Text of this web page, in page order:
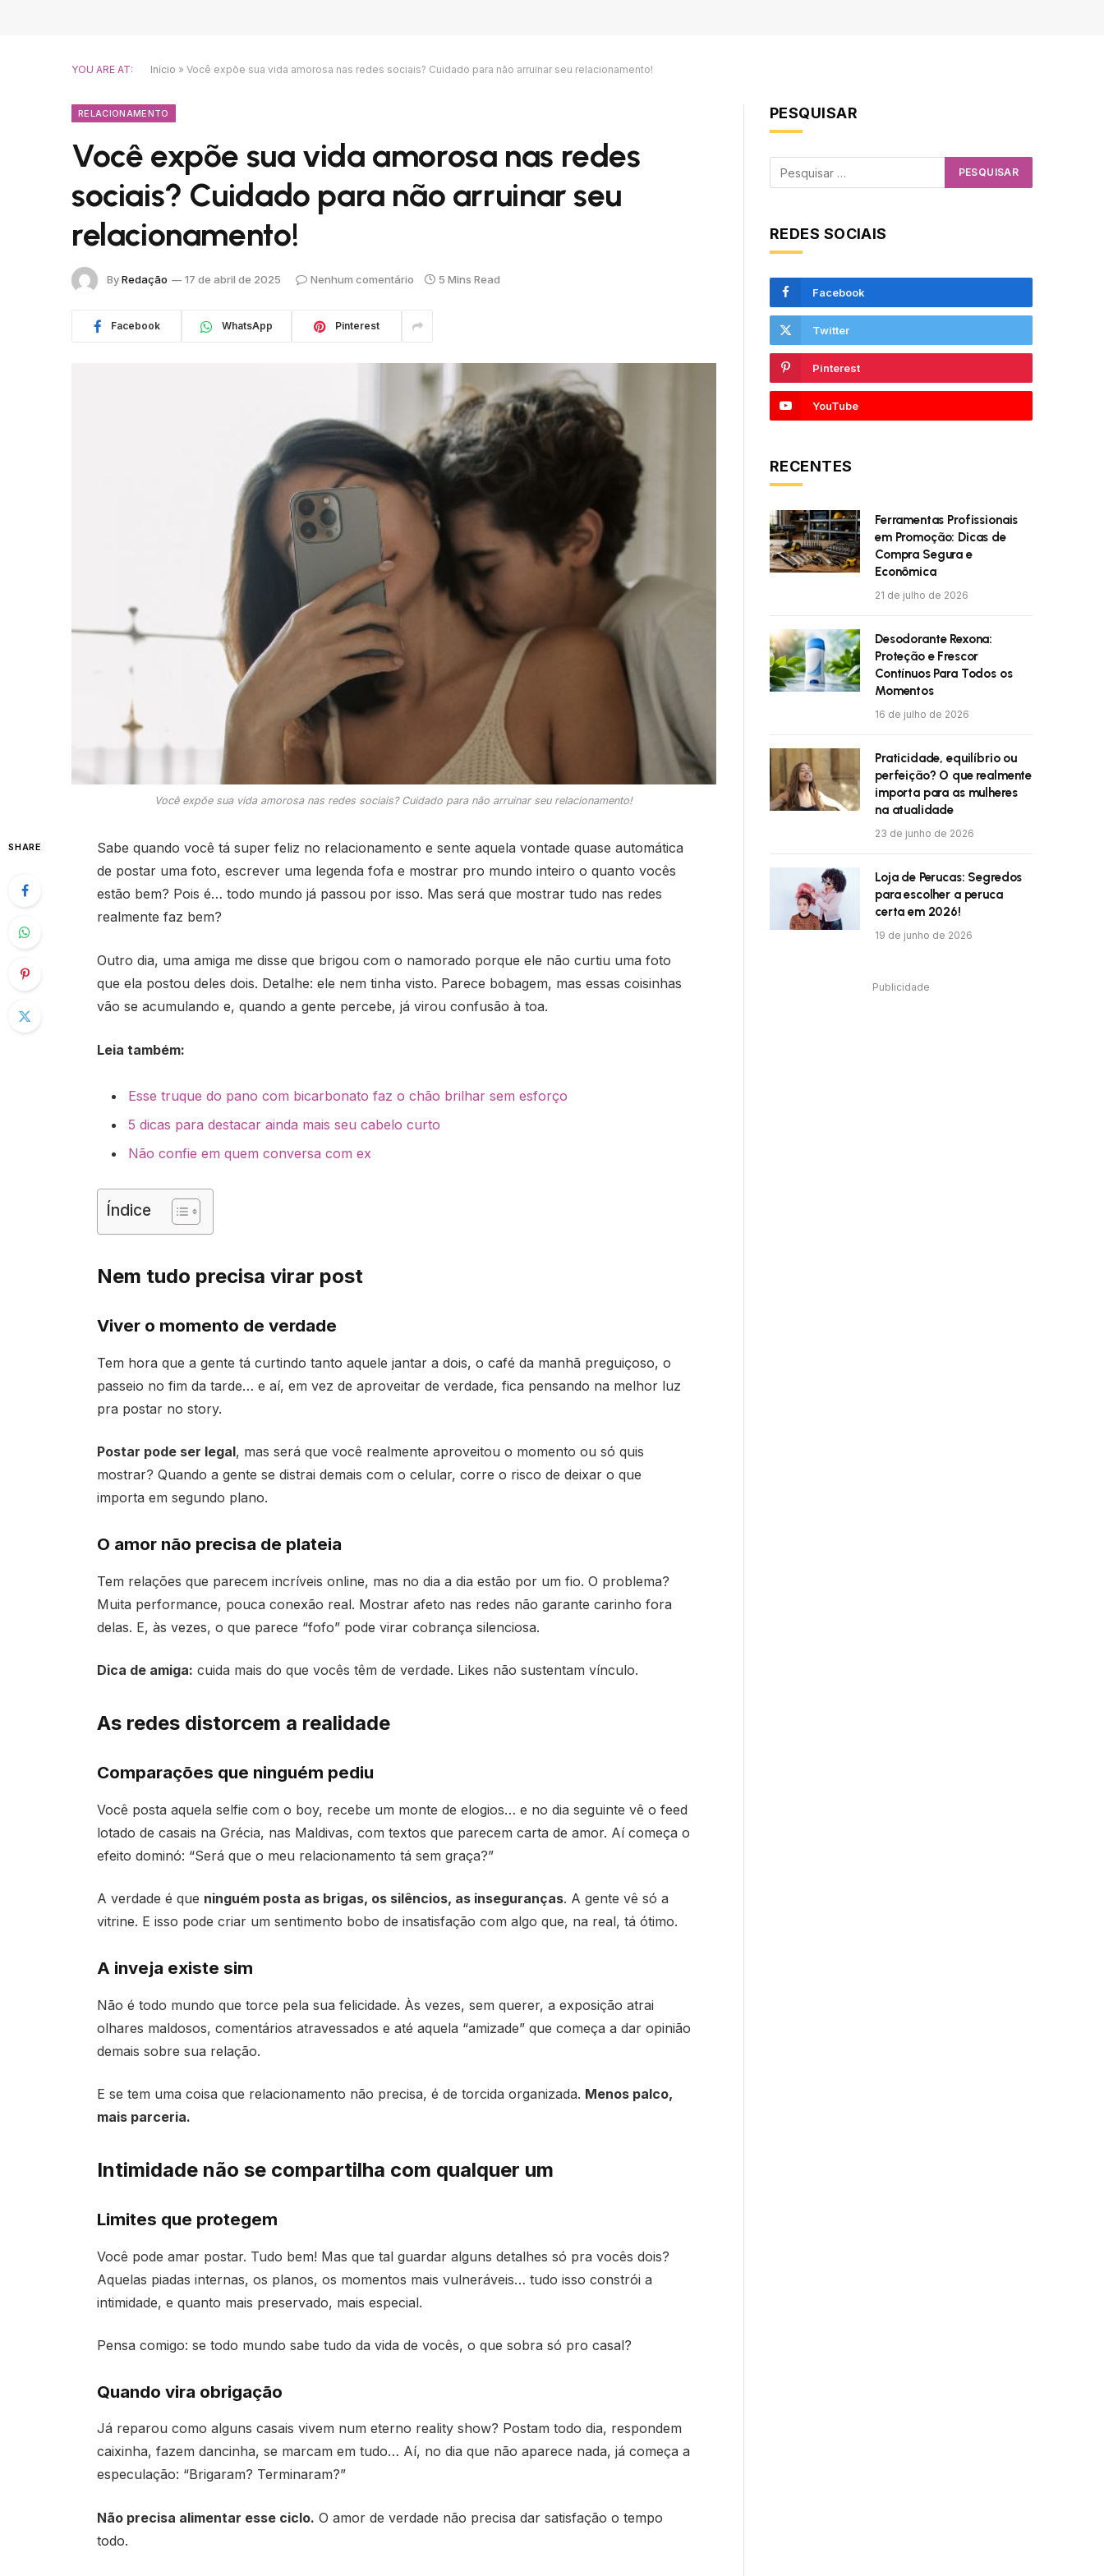
YOU ARE AT: Início » Você expõe sua vida amorosa nas redes sociais? Cuidado para não arruinar seu relacionamento!
RELACIONAMENTO
Você expõe sua vida amorosa nas redes
sociais? Cuidado para não arruinar seu
relacionamento!
ByRedação 17 de abril de 2025 Nenhum comentário 5 Mins Read
Facebook WhatsApp Pinterest
Você expõe sua vida amorosa nas redes sociais? Cuidado para não arruinar seu relacionamento!
SHARE
Sabe quando você tá super feliz no relacionamento e sente aquela vontade quase automática
de postar uma foto, escrever uma legenda fofa e mostrar pro mundo inteiro o quanto vocês
estão bem? Pois é… todo mundo já passou por isso. Mas será que mostrar tudo nas redes
realmente faz bem?
Outro dia, uma amiga me disse que brigou com o namorado porque ele não curtiu uma foto
que ela postou deles dois. Detalhe: ele nem tinha visto. Parece bobagem, mas essas coisinhas
vão se acumulando e, quando a gente percebe, já virou confusão à toa.
Leia também:
Esse truque do pano com bicarbonato faz o chão brilhar sem esforço
5 dicas para destacar ainda mais seu cabelo curto
Não confie em quem conversa com ex
Índice
Nem tudo precisa virar post
Viver o momento de verdade
Tem hora que a gente tá curtindo tanto aquele jantar a dois, o café da manhã preguiçoso, o
passeio no fim da tarde… e aí, em vez de aproveitar de verdade, fica pensando na melhor luz
pra postar no story.
Postar pode ser legal, mas será que você realmente aproveitou o momento ou só quis
mostrar? Quando a gente se distrai demais com o celular, corre o risco de deixar o que
importa em segundo plano.
O amor não precisa de plateia
Tem relações que parecem incríveis online, mas no dia a dia estão por um fio. O problema?
Muita performance, pouca conexão real. Mostrar afeto nas redes não garante carinho fora
delas. E, às vezes, o que parece “fofo” pode virar cobrança silenciosa.
Dica de amiga: cuida mais do que vocês têm de verdade. Likes não sustentam vínculo.
As redes distorcem a realidade
Comparações que ninguém pediu
Você posta aquela selfie com o boy, recebe um monte de elogios… e no dia seguinte vê o feed
lotado de casais na Grécia, nas Maldivas, com textos que parecem carta de amor. Aí começa o
efeito dominó: “Será que o meu relacionamento tá sem graça?”
A verdade é que ninguém posta as brigas, os silêncios, as inseguranças. A gente vê só a
vitrine. E isso pode criar um sentimento bobo de insatisfação com algo que, na real, tá ótimo.
A inveja existe sim
Não é todo mundo que torce pela sua felicidade. Às vezes, sem querer, a exposição atrai
olhares maldosos, comentários atravessados e até aquela “amizade” que começa a dar opinião
demais sobre sua relação.
E se tem uma coisa que relacionamento não precisa, é de torcida organizada. Menos palco,
mais parceria.
Intimidade não se compartilha com qualquer um
Limites que protegem
Você pode amar postar. Tudo bem! Mas que tal guardar alguns detalhes só pra vocês dois?
Aquelas piadas internas, os planos, os momentos mais vulneráveis… tudo isso constrói a
intimidade, e quanto mais preservado, mais especial.
Pensa comigo: se todo mundo sabe tudo da vida de vocês, o que sobra só pro casal?
Quando vira obrigação
Já reparou como alguns casais vivem num eterno reality show? Postam todo dia, respondem
caixinha, fazem dancinha, se marcam em tudo… Aí, no dia que não aparece nada, já começa a
especulação: “Brigaram? Terminaram?”
Não precisa alimentar esse ciclo. O amor de verdade não precisa dar satisfação o tempo
todo.
PESQUISAR
REDES SOCIAIS
Facebook
Twitter
Pinterest
YouTube
RECENTES
Ferramentas Profissionais
em Promoção: Dicas de
Compra Segura e
Econômica
21 de julho de 2026
Desodorante Rexona:
Proteção e Frescor
Contínuos Para Todos os
Momentos
16 de julho de 2026
Praticidade, equilíbrio ou
perfeição? O que realmente
importa para as mulheres
na atualidade
23 de junho de 2026
Loja de Perucas: Segredos
para escolher a peruca
certa em 2026!
19 de junho de 2026
Publicidade